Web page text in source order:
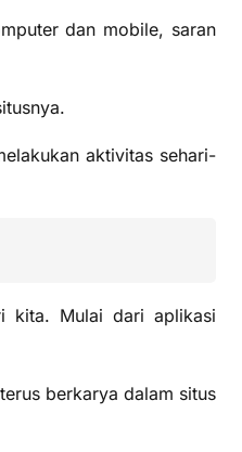
dan mobile, saran
aktivitas sehari-
kita. Mulai dari aplikasi
berkarya dalam situs